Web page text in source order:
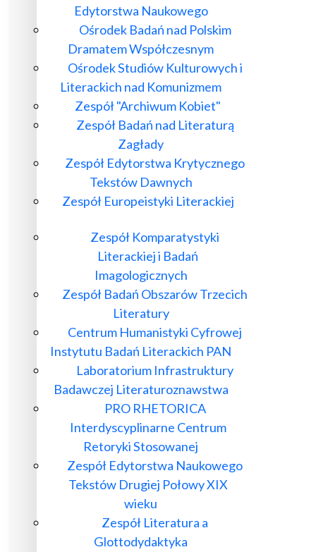
Edytorstwa Naukowego
Ośrodek Badań nad Polskim
Dramatem Współczesnym
Ośrodek Studiów Kulturowych i
Literackich nad Komunizmem
Zespół "Archiwum Kobiet"
Zespół Badań nad Literaturą
Zagłady
Zespół Edytorstwa Krytycznego
Tekstów Dawnych
Zespół Europeistyki Literackiej
Zespół Komparatystyki
Literackiej i Badań
Imagologicznych
Zespół Badań Obszarów Trzecich
Literatury
Centrum Humanistyki Cyfrowej
Instytutu Badań Literackich PAN
Laboratorium Infrastruktury
Badawczej Literaturoznawstwa
PRO RHETORICA
Interdyscyplinarne Centrum
Retoryki Stosowanej
Zespół Edytorstwa Naukowego
Tekstów Drugiej Połowy XIX
wieku
Zespół Literatura a
Glottodydaktyka